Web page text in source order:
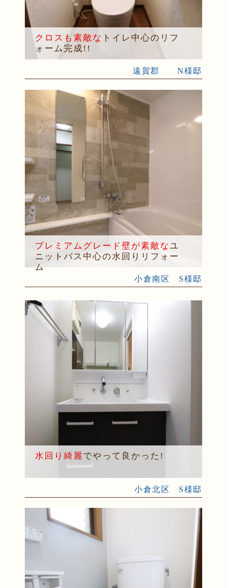
クロスも素敵な トイレ中心のリフ
ォーム完成!!
遠賀郡 N様邸
プレミアムグレード壁が素敵なユ
ニットバス中心の水回りリフォー
ム
小倉南区 S様邸
水回り綺麗でやって良かった!
小倉北区 S様邸